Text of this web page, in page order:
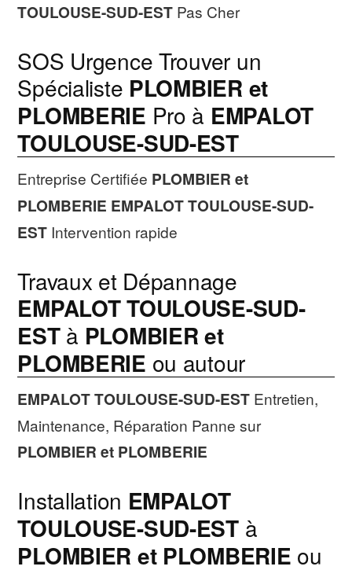
TOULOUSE-SUD-EST Pas Cher
SOS Urgence Trouver un
Spécialiste PLOMBIER et
PLOMBERIE Pro à EMPALOT
TOULOUSE-SUD-EST
Entreprise Certifiée PLOMBIER et
PLOMBERIE EMPALOT TOULOUSE-SUD-
EST Intervention rapide
Travaux et Dépannage
EMPALOT TOULOUSE-SUD-
ESTà PLOMBIER et
PLOMBERIE ou autour
EMPALOT TOULOUSE-SUD-EST Entretien,
Maintenance, Réparation Panne sur
PLOMBIER et PLOMBERIE
Installation EMPALOT
TOULOUSE-SUD-ESTà
PLOMBIER et PLOMBERIE ou